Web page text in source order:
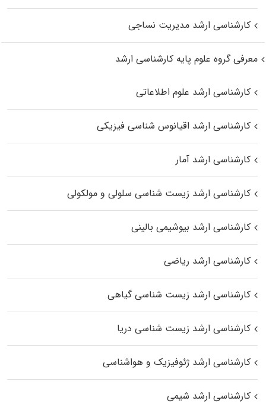
کارشناسی ارشد مدیریت نساجی
معرفی گروه علوم پایه کارشناسی ارشد
کارشناسی ارشد علوم اطلاعاتی
کارشناسی ارشد اقیانوس‌ شناسی فیزیکی
کارشناسی ارشد آمار
کارشناسی ارشد زیست شناسی سلولی و مولکولی
کارشناسی ارشد بیوشیمی بالینی
کارشناسی ارشد ریاضی
کارشناسی ارشد زیست‌ شناسی گیاهی
کارشناسی ارشد زیست‌ شناسی دریا
کارشناسی ارشد ژئوفیزیک و هواشناسی
کارشناسی ارشد شیمی